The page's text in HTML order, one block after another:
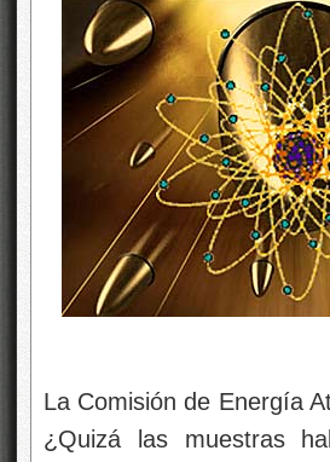
La Comisión de Energía
¿Quizá las muestras